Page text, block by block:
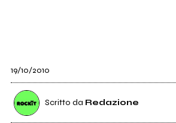
19/10/2010
Scritto da Redazione